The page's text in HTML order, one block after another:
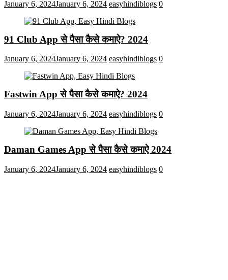
January 6, 2024January 6, 2024 easyhindiblogs 0
91 Club App से पैसा कैसे कमाऐ? 2024
January 6, 2024January 6, 2024 easyhindiblogs 0
Fastwin App से पैसा कैसे कमाऐ? 2024
January 6, 2024January 6, 2024 easyhindiblogs 0
Daman Games App से पैसा कैसे कमाऐ 2024
January 6, 2024January 6, 2024 easyhindiblogs 0